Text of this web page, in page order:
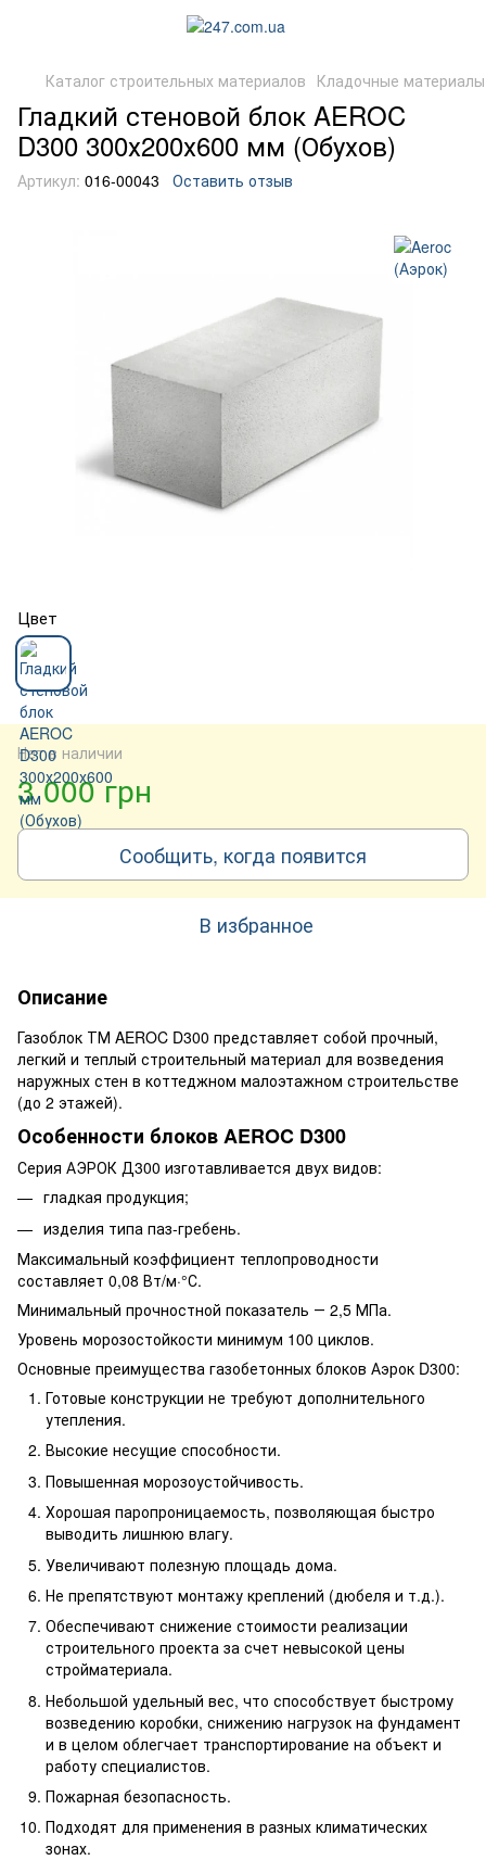
Каталог строительных материалов Кладочные материалы
Гладкий стеновой блок AEROC
D300 300х200х600 мм (Обухов)
Артикул: 016-00043 Оставить отзыв
Цвет
Нет в наличии
3 000 грн
Сообщить, когда появится
В избранное
Описание
Газоблок ТМ AEROC D300 представляет собой прочный,
легкий и теплый строительный материал для возведения
наружных стен в коттеджном малоэтажном строительстве
(до 2 этажей).
Особенности блоков AEROC D300
Серия АЭРОК Д300 изготавливается двух видов:
гладкая продукция;
изделия типа паз-гребень.
Максимальный коэффициент теплопроводности
составляет 0,08 Вт/м·°С.
Минимальный прочностной показатель ― 2,5 МПа.
Уровень морозостойкости минимум 100 циклов.
Основные преимущества газобетонных блоков Аэрок D300:
Готовые конструкции не требуют дополнительного
утепления.
Высокие несущие способности.
Повышенная морозоустойчивость.
Хорошая паропроницаемость, позволяющая быстро
выводить лишнюю влагу.
Увеличивают полезную площадь дома.
Не препятствуют монтажу креплений (дюбеля и т.д.).
Обеспечивают снижение стоимости реализации
строительного проекта за счет невысокой цены
стройматериала.
Небольшой удельный вес, что способствует быстрому
возведению коробки, снижению нагрузок на фундамент
и в целом облегчает транспортирование на объект и
работу специалистов.
Пожарная безопасность.
Подходят для применения в разных климатических
зонах.